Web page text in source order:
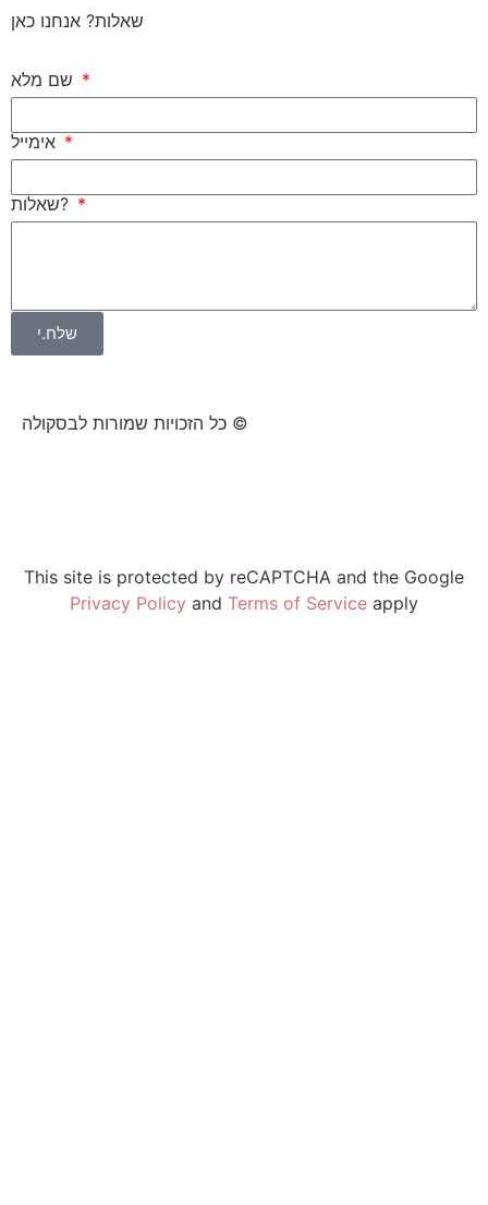
שאלות? אנחנו כאן
שאלות?
שלח.י
©
This site is protected by reCAPTCHA and the Google
Privacy Policy and Terms of Service apply